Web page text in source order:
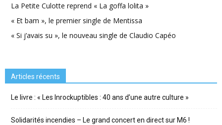
La Petite Culotte reprend « La goffa lolita »
« Et bam », le premier single de Mentissa
« Si j’avais su », le nouveau single de Claudio Capéo
Articles récents
Le livre : « Les Inrockuptibles : 40 ans d’une autre culture »
Solidarités incendies – Le grand concert en direct sur M6 !